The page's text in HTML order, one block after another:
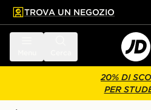
principale
a fondo pagina
TROVA UN NEGOZIO
20% DI
PER